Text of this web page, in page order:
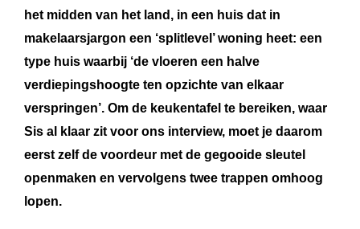
het midden van het land, in een huis dat in
makelaarsjargon een ‘splitlevel’ woning heet: een
type huis waarbij ‘de vloeren een halve
verdiepingshoogte ten opzichte van elkaar
verspringen’. Om de keukentafel te bereiken, waar
Sis al klaar zit voor ons interview, moet je daarom
eerst zelf de voordeur met de gegooide sleutel
openmaken en vervolgens twee trappen omhoog
lopen.